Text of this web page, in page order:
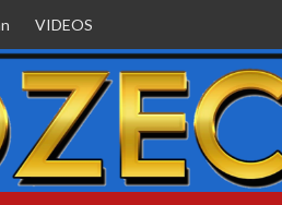
VIDEOS